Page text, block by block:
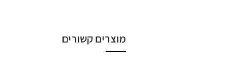
מוצרים קשורים